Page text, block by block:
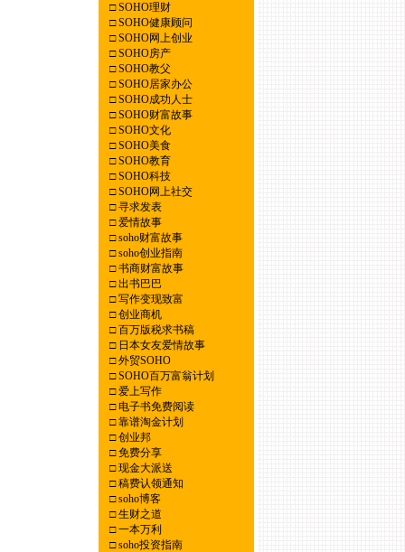
□SOHO理财
□SOHO健康顾问
□SOHO网上创业
□SOHO房产
□SOHO教父
□SOHO居家办公
□SOHO成功人士
□SOHO财富故事
□SOHO文化
□SOHO美食
□SOHO教育
□SOHO科技
□SOHO网上社交
□寻求发表
□爱情故事
□soho财富故事
□soho创业指南
□书商财富故事
□出书巴巴
□写作变现致富
□创业商机
□百万版税求书稿
□日本女友爱情故事
□外贸SOHO
□SOHO百万富翁计划
□爱上写作
□电子书免费阅读
□靠谱淘金计划
□创业邦
□免费分享
□现金大派送
□稿费认领通知
□soho博客
□生财之道
□一本万利
□soho投资指南